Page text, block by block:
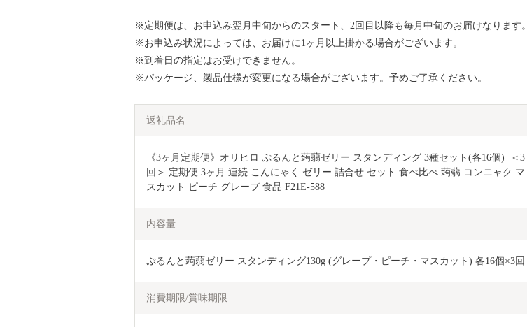
※定期便は、お申込み翌月中旬からのスタート、2回目以降も毎月中旬のお届けなります。
※お申込み状況によっては、お届けに1ヶ月以上掛かる場合がございます。
※到着日の指定はお受けできません。
※パッケージ、製品仕様が変更になる場合がございます。予めご了承ください。
返礼品名
《3ヶ月定期便》オリヒロ ぷるんと蒟蒻ゼリー スタンディング 3種セット(各16個)  ＜3
回＞ 定期便 3ヶ月 連続 こんにゃく ゼリー 詰合せ セット 食べ比べ 蒟蒻 コンニャク マ
スカット ピーチ グレープ 食品 F21E-588
内容量
ぷるんと蒟蒻ゼリー スタンディング130g (グレープ・ピーチ・マスカット) 各16個×3回
消費期限/賞味期限